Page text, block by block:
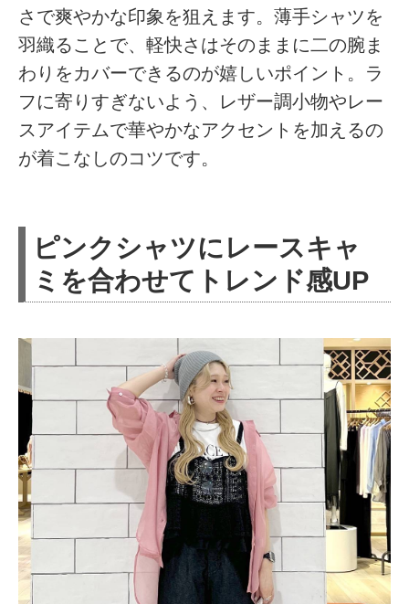
さで爽やかな印象を狙えます。薄手シャツを
羽織ることで、軽快さはそのままに二の腕ま
わりをカバーできるのが嬉しいポイント。ラ
フに寄りすぎないよう、レザー調小物やレー
スアイテムで華やかなアクセントを加えるの
が着こなしのコツです。
ピンクシャツにレースキャ
ミを合わせてトレンド感UP